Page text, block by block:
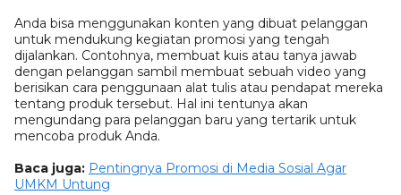
Anda bisa menggunakan konten yang dibuat pelanggan
untuk mendukung kegiatan promosi yang tengah
dijalankan. Contohnya, membuat kuis atau tanya jawab
dengan pelanggan sambil membuat sebuah video yang
berisikan cara penggunaan alat tulis atau pendapat mereka
tentang produk tersebut. Hal ini tentunya akan
mengundang para pelanggan baru yang tertarik untuk
mencoba produk Anda.
Baca juga: Pentingnya Promosi di Media Sosial Agar
UMKM Untung